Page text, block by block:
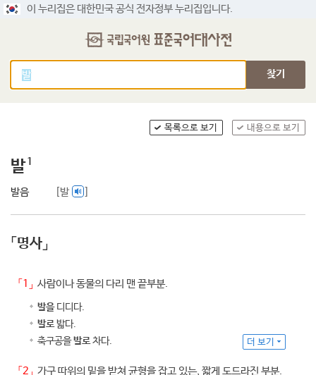
이 누리집은 대한민국 공식 전자정부 누리집입니다.
찾기
목록으로 보기 내용으로 보기
발1
발음 [발
「명사」
「1」 사람이나 동물의 다리 맨 끝부분.
발을디디다.
발로밟다.
축구공을발로차다. 더 보기
「2」 가구 따위의 밑을 받쳐 균형을 잡고 있는, 짧게 도드라진 부분.